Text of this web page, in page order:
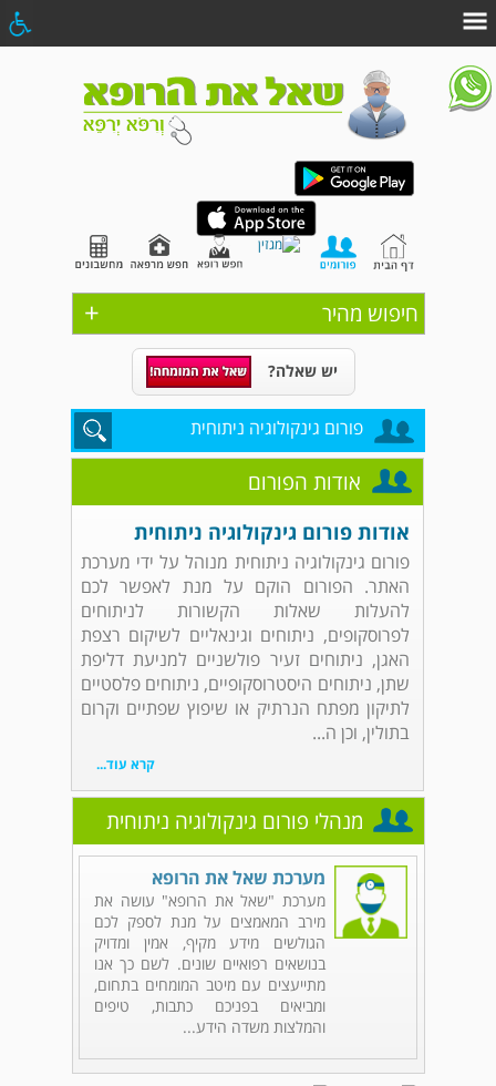
+ חיפוש מהיר
יש שאלה?
פורום גינקולוגיה ניתוחית
אודות הפורום
אודות פורום גינקולוגיה ניתוחית
פורום גינקולוגיה ניתוחית מנוהל על ידי מערכת
האתר. הפורום הוקם על מנת לאפשר לכם
להעלות שאלות הקשורות לניתוחים
לפרוסקופים, ניתוחים וגינאליים לשיקום רצפת
האגן, ניתוחים זעיר פולשניים למניעת דליפת
שתן, ניתוחים היסטרוסקופיים, ניתוחים פלסטיים
לתיקון מפתח הנרתיק או שיפוץ שפתיים וקרום
בתולין, וכן ה...
קרא עוד...
מנהלי פורום גינקולוגיה ניתוחית
מערכת שאל את הרופא
מערכת "שאל את הרופא" עושה את
מירב המאמצים על מנת לספק לכם
הגולשים מידע מקיף, אמין ומדויק
בנושאים רפואיים שונים. לשם כך אנו
מתייעצים עם מיטב המומחים בתחום,
ומביאים בפניכם כתבות, טיפים
והמלצות משדה הידע...